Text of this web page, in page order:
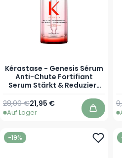
Kérastase - Genesis Sérum
Anti-Chute Fortifiant
Serum Stärkt & Reduziert
Haarausfall
Ab
21,95 €
Regulärer Preis
28,00 €
Auf Lager In den
-19%